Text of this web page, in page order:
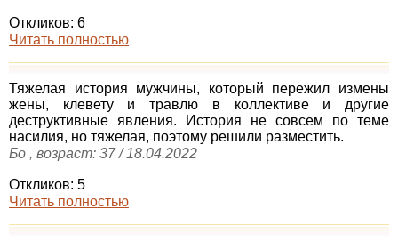
Откликов: 6
Читать полностью
Тяжелая история мужчины, который пережил измены
жены, клевету и травлю в коллективе и другие
деструктивные явления. История не совсем по теме
насилия, но тяжелая, поэтому решили разместить.
Бо , возраст: 37 / 18.04.2022
Откликов: 5
Читать полностью